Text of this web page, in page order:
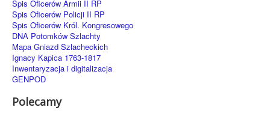
Spis Oficerów Armii II RP
Spis Oficerów Policji II RP
Spis Oficerów Król. Kongresowego
DNA Potomków Szlachty
Mapa Gniazd Szlacheckich
Ignacy Kapica 1763-1817
Inwentaryzacja i digitalizacja
GENPOD
Polecamy